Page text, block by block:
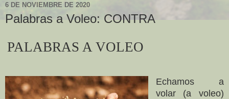
6 DE NOVIEMBRE DE 2020
Palabras a Voleo: CONTRA
PALABRAS A VOLEO
Echamos a
volar (a voleo)